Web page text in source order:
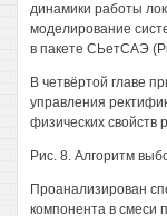
динамики работы
моделирование
в пакете СЬетСАЭ
В четвёртой главе
управления
физических
Рис. 8. Алгоритм
Проанализирован
компонента в смеси